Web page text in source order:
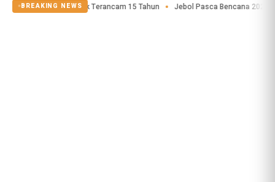
BREAKING NEWS
Anak Terancam 15 Tahun Jebol Pasca Bencana 2025, Tanggul